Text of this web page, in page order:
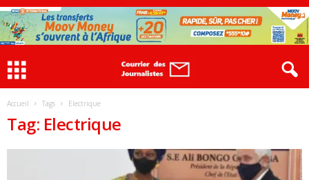
Accueil Tags Electrique
Tag: Electrique